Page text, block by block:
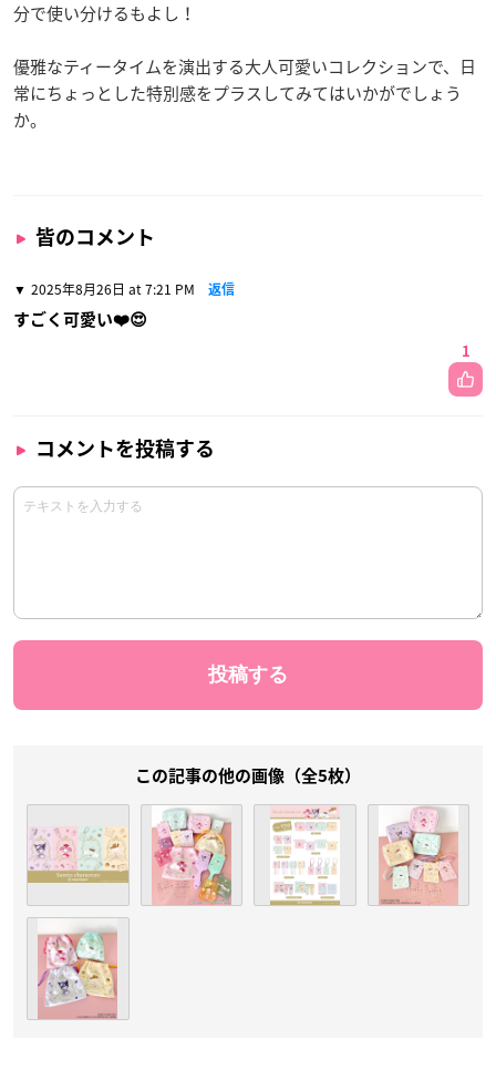
分で使い分けるもよし！
優雅なティータイムを演出する大人可愛いコレクションで、日
常にちょっとした特別感をプラスしてみてはいかがでしょう
か。
皆のコメント
2025年8月26日 at 7:21 PM 返信
すごく可愛い❤️😍
1
コメントを投稿する
この記事の他の画像（全5枚）